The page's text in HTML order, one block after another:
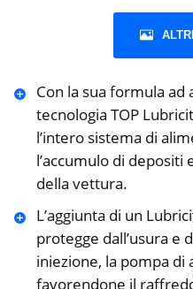
Con la sua formula
tecnologia TOP
l’intero sistema di
l’accumulo di depositi
della vettura.
L’aggiunta di un
protegge dall’usura e
iniezione, la pompa
favorendone il